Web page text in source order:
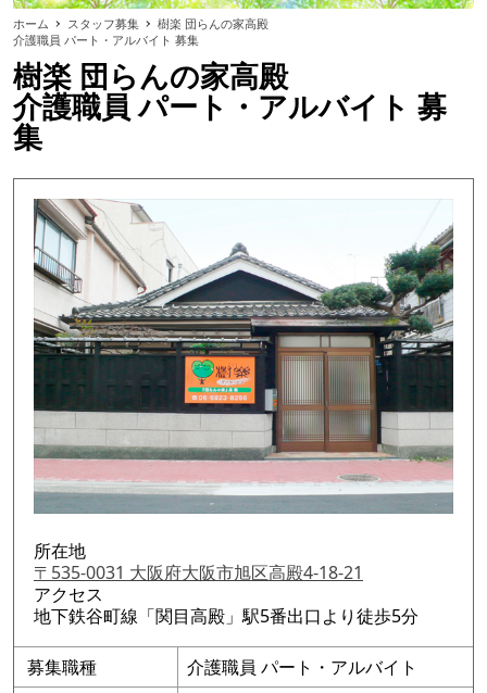
ホーム スタッフ募集
樹楽 団らんの家高殿
介護職員 パート・アルバイト 募集
樹楽 団らんの家高殿
介護職員 パート・アルバイト 募
集
所在地
〒535-0031 大阪府大阪市旭区高殿4-18-21
アクセス
地下鉄谷町線「関目高殿」駅5番出口より徒歩5分
募集職種 介護職員 パート・アルバイト